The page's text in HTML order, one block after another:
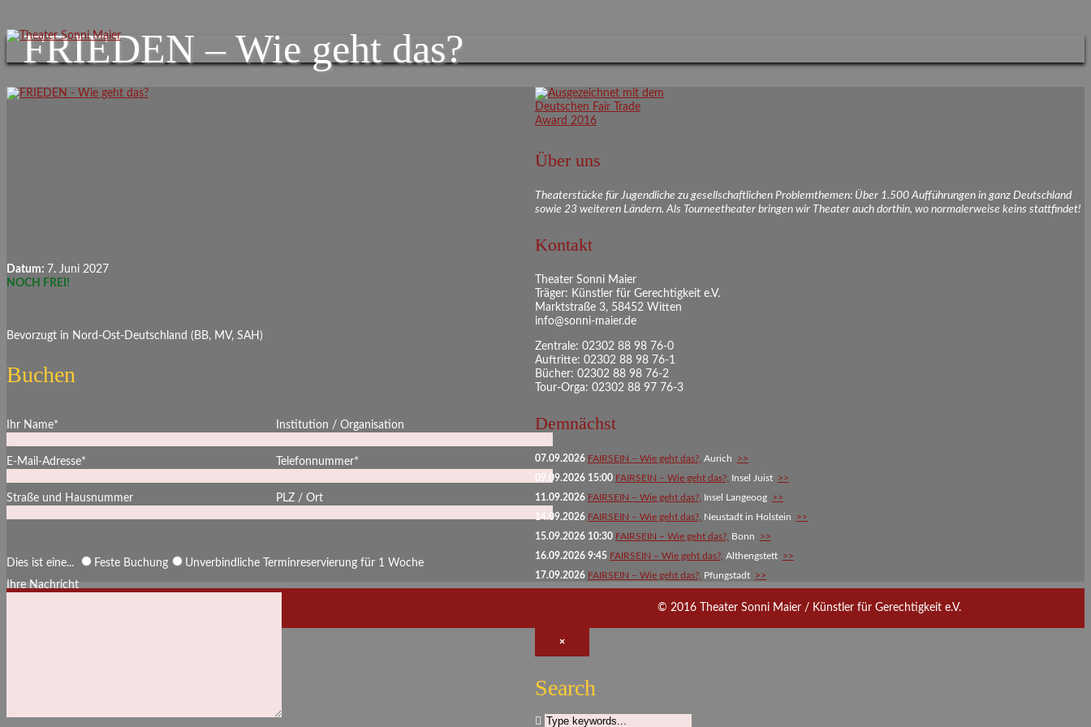
FRIEDEN – Wie geht das?
Datum: 7. Juni 2027
NOCH FREI!
Bevorzugt in Nord-Ost-Deutschland (BB, MV, SAH)
Buchen
Ihr Name* Institution / Organisation
E-Mail-Adresse* Telefonnummer*
Straße und Hausnummer PLZ / Ort
Dies ist eine... Feste Buchung
Unverbindliche Terminreservierung für 1 Woche
Ihre Nachricht
Über uns
Theaterstücke für Jugendliche zu gesellschaftlichen Problemthemen: Über 1.500 Aufführungen in ganz Deutschland
sowie 23 weiteren Ländern. Als Tourneetheater bringen wir Theater auch dorthin, wo normalerweise keins stattfindet!
Kontakt
Theater Sonni Maier
Träger: Künstler für Gerechtigkeit e.V.
Marktstraße 3, 58452 Witten
info@sonni-maier.de
Zentrale: 02302 88 98 76-0
Auftritte: 02302 88 98 76-1
Bücher: 02302 88 98 76-2
Tour-Orga: 02302 88 97 76-3
Demnächst
07.09.2026 FAIRSEIN – Wie geht das?, Aurich
>>
09.09.2026 15:00 FAIRSEIN – Wie geht das?, Insel Juist >>
11.09.2026 FAIRSEIN – Wie geht das?, Insel Langeoog >>
14.09.2026 FAIRSEIN – Wie geht das?, Neustadt in Holstein
>>
15.09.2026 10:30 FAIRSEIN – Wie geht das?, Bonn
>>
16.09.2026 9:45 FAIRSEIN – Wie geht das?, Althengstett >>
17.09.2026 FAIRSEIN – Wie geht das?, Pfungstadt >>
© 2016 Theater Sonni Maier / Künstler für Gerechtigkeit e.V.
×
Search